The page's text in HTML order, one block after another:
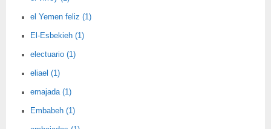
el Yemen feliz (1)
El-Esbekieh (1)
electuario (1)
eliael (1)
emajada (1)
Embabeh (1)